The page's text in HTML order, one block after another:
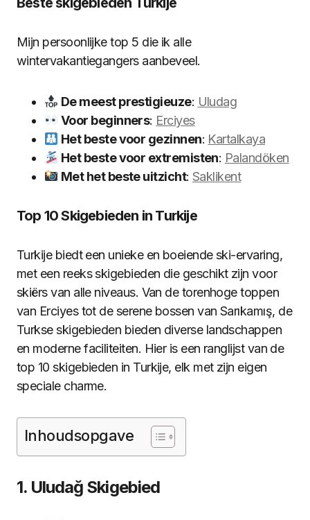
Mijn persoonlijke top 5 die ik alle
wintervakantiegangers aanbeveel.
De meest prestigieuze: Uludag
Voor beginners: Erciyes
Het beste voor gezinnen: Kartalkaya
Het beste voor extremisten: Palandöken
Met het beste uitzicht: Saklikent
Top 10 Skigebieden in Turkije
Turkije biedt een unieke en boeiende ski-ervaring,
met een reeks skigebieden die geschikt zijn voor
skiërs van alle niveaus. Van de torenhoge toppen
van Erciyes tot de serene bossen van Sarıkamış, de
Turkse skigebieden bieden diverse landschappen
en moderne faciliteiten. Hier is een ranglijst van de
top 10 skigebieden in Turkije, elk met zijn eigen
speciale charme.
Inhoudsopgave
1. Uludağ Skigebied